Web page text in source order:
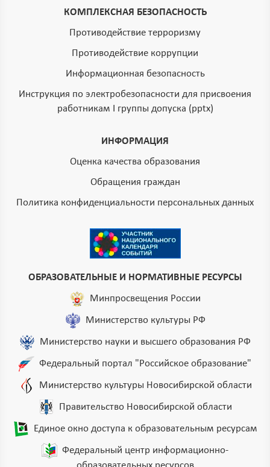
КОМПЛЕКСНАЯ БЕЗОПАСНОСТЬ
Противодействие терроризму
Противодействие коррупции
Информационная безопасность
Инструкция по электробезопасности для присвоения
работникам I группы допуска (pptx)
ИНФОРМАЦИЯ
Оценка качества образования
Обращения граждан
Политика конфиденциальности персональных данных
ОБРАЗОВАТЕЛЬНЫЕ И НОРМАТИВНЫЕ РЕСУРСЫ
Минпросвещения России
Министерство культуры РФ
Министерство науки и высшего образования РФ
Федеральный портал "Российское образование"
Министерство культуры Новосибирской области
Правительство Новосибирской области
Единое окно доступа к образовательным ресурсам
Федеральный центр информационно-